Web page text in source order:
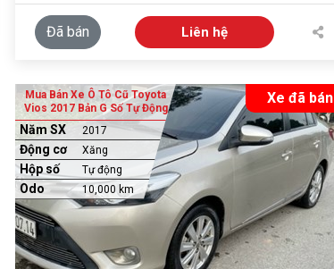
Đã bán Liên hệ
Xe đã bán
Mua Bán Xe Ô Tô Cũ Toyota
Vios 2017 Bản G Số Tự Động
Năm SX 2017
Động cơ Xăng
Hộp số Tự động
Odo 10,000 km